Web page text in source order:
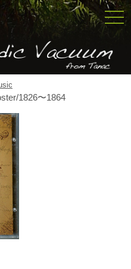
1826〜1864